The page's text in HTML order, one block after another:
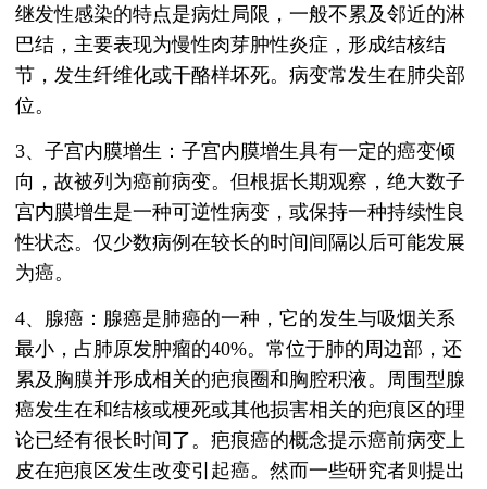
继发性感染的特点是病灶局限，一般不累及邻近的淋
巴结，主要表现为慢性肉芽肿性炎症，形成结核结
节，发生纤维化或干酪样坏死。病变常发生在肺尖部
位。
3、子宫内膜增生：子宫内膜增生具有一定的癌变倾
向，故被列为癌前病变。但根据长期观察，绝大数子
宫内膜增生是一种可逆性病变，或保持一种持续性良
性状态。仅少数病例在较长的时间间隔以后可能发展
为癌。
4、腺癌：腺癌是肺癌的一种，它的发生与吸烟关系
最小，占肺原发肿瘤的40%。常位于肺的周边部，还
累及胸膜并形成相关的疤痕圈和胸腔积液。周围型腺
癌发生在和结核或梗死或其他损害相关的疤痕区的理
论已经有很长时间了。疤痕癌的概念提示癌前病变上
皮在疤痕区发生改变引起癌。然而一些研究者则提出